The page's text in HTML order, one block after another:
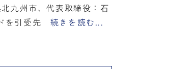
九州市、代表取締役：⽯
を引受先
続きを読む...